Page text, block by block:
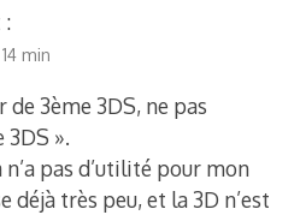
:
min
de 3ème 3DS, ne pas
3DS ».
n’a pas d’utilité pour mon
déjà très peu, et la 3D n’est